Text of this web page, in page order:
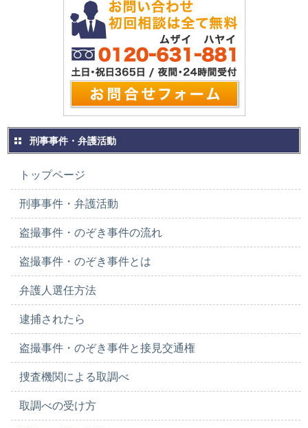
刑事事件・弁護活動
トップページ
刑事事件・弁護活動
盗撮事件・のぞき事件の流れ
盗撮事件・のぞき事件とは
弁護人選任方法
逮捕されたら
盗撮事件・のぞき事件と接見交通権
捜査機関による取調べ
取調べの受け方